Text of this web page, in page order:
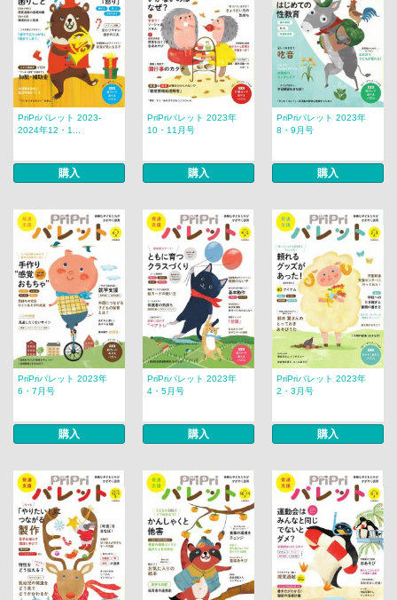
PriPriパレット 2023-
2024年12・1...
購入
PriPriパレット 2023年
10・11月号
購入
PriPriパレット 2023年
8・9月号
購入
PriPriパレット 2023年
6・7月号
購入
PriPriパレット 2023年
4・5月号
購入
PriPriパレット 2023年
2・3月号
購入